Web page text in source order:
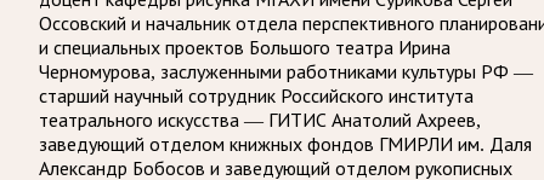
Оссовский и начальник отдела перспективного
и специальных проектов Большого театра Ирина
Черномурова, заслуженными работниками культуры РФ —
старший научный сотрудник Российского института
театрального искусства — ГИТИС Анатолий Ахреев,
заведующий отделом книжных фондов ГМИРЛИ им. Даля
Александр Бобосов и заведующий отделом рукописных